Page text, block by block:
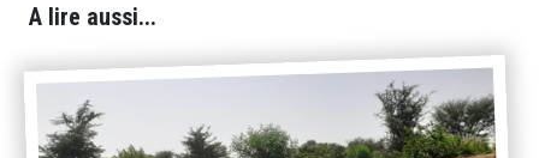
A lire aussi...